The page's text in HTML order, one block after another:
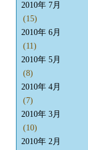
2010年 7月
(15)
2010年 6月
(11)
2010年 5月
(8)
2010年 4月
(7)
2010年 3月
(10)
2010年 2月